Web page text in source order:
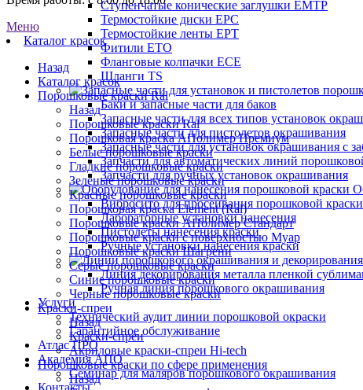
Ступенчатые конические заглушки EMTP
Термостойкие диски EPC
Термостойкие ленты EPT
Фитили ETO
Фланговые колпачки ECE
Шланги TS
Баки и запасные части для баков
Запасные части для всех типов установок
Запасные части для пистолетов окрашивания
Запасные части для установок окрашивания с
Запчасти для автоматических линий
Запчасти для ручных установок окрашивания
Вибросито для просеивания порошковой краски
Лабораторные установки нанесения
Пистолеты нанесения краски
Ручные установки нанесения краски
Линия декорирования металла пленкой
Ручная линия порошкового окрашивания
Услуги
Технический аудит линии порошковой окраски
Гарантийное обслуживание
Атлас ПРО
Академия АПО
Семинар для маляров порошкового окрашивания
Контакты
Меню
Каталог красок
Назад
Каталог красок
Порошковые краски Ral
Назад
Порошковые краски Ral
Порошковая краска АПолимер Премиум
Белые порошковые краски
Гладкие порошковые краски
Зеленые порошковые краски
Красные порошковые краски
Порошковая краска Element (Ral)
Порошковые краски АПолимер Стандарт
Порошковые краски с поверхностью Муар
Порошковые краски Шагрени
Серые порошковые краски
Синие порошковые краски
Черные порошковые краски
Краски-спреи
Назад
Краски-спреи
Акриловые краски-спреи Hi-tech
Порошковые краски по сфере применения
Назад